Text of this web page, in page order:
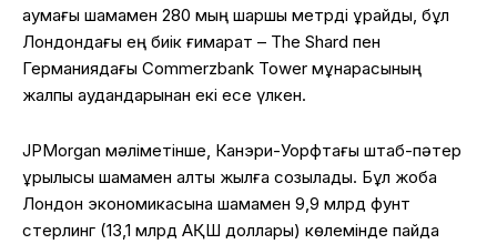
аумағы шамамен 280 мың шаршы метрді құрайды, бұл
Лондондағы ең биік ғимарат – The Shard пен
Германиядағы Commerzbank Tower мұнарасының
жалпы аудандарынан екі есе үлкен.
JPMorgan мәліметінше, Канэри-Уорфтағы штаб-пәтер
құрылысы шамамен алты жылға созылады. Бұл жоба
Лондон экономикасына шамамен 9,9 млрд фунт
стерлинг (13,1 млрд АҚШ доллары) көлемінде пайда